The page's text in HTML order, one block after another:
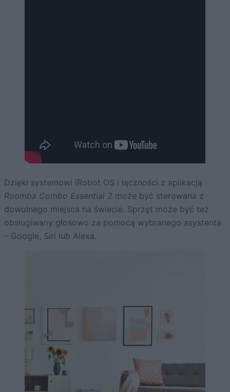
Dzięki systemowi iRobot OS i łączności z aplikacją
Roomba Combo Essential 2 może być sterowana z
dowolnego miejsca na świecie. Sprzęt może być też
obsługiwany głosowo za pomocą wybranego asystenta
– Google, Siri lub Alexa.